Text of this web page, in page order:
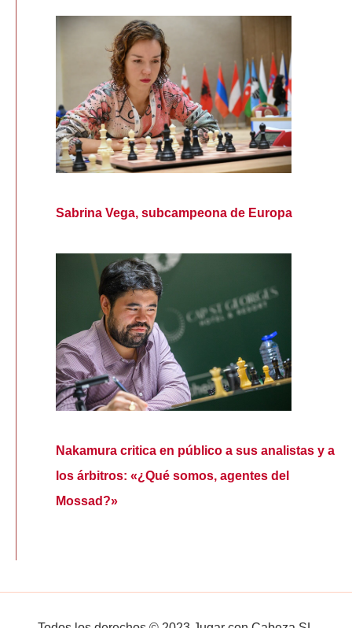
Sabrina Vega, subcampeona de Europa
Nakamura critica en público a sus analistas y a
los árbitros: «¿Qué somos, agentes del
Mossad?»